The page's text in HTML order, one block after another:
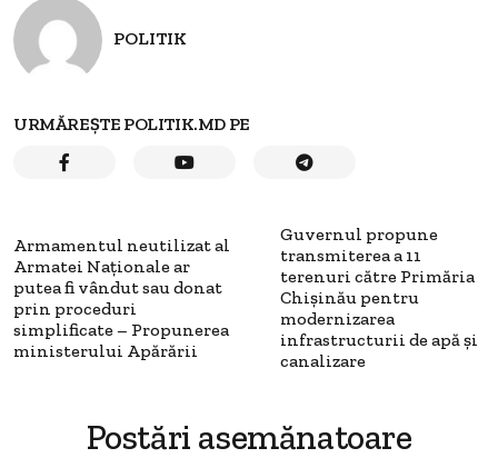
POLITIK
URMĂREȘTE POLITIK.MD PE
Armamentul neutilizat al
Armatei Naționale ar
putea fi vândut sau donat
prin proceduri
simplificate – Propunerea
ministerului Apărării
Guvernul propune
transmiterea a 11
terenuri către Primăria
Chișinău pentru
modernizarea
infrastructurii de apă și
canalizare
Postări asemănatoare